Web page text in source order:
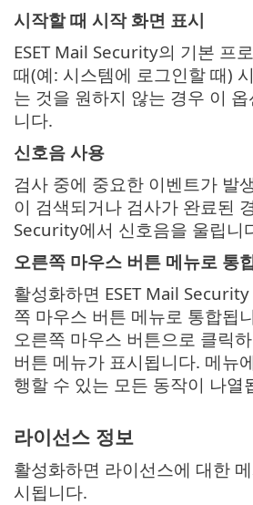
시작할 때 시작 화면 표시
ESET Mail Security의 기본 프
때(예: 시스템에 로그인할 때)
는 것을 원하지 않는 경우 이
니다.
신호음 사용
검사 중에 중요한 이벤트가 발
이 검색되거나 검사가 완료된
Security에서 신호음을 울립니
오른쪽 마우스 버튼 메뉴로 통
활성화하면 ESET Mail
쪽 마우스 버튼 메뉴로 통합됩
오른쪽 마우스 버튼으로 클릭
버튼 메뉴가 표시됩니다. 메뉴
행할 수 있는 모든 동작이 나열
라이선스 정보
활성화하면 라이선스에 대한
시됩니다.